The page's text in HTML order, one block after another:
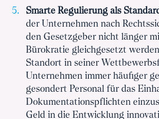
Smarte Regulierung als
der Unternehmen nach
den Gesetzgeber nicht länger
Bürokratie gleichgesetzt
Standort in seiner
Unternehmen immer häufiger
gesondert Personal für das
Dokumentationspflichten
Geld in die Entwicklung